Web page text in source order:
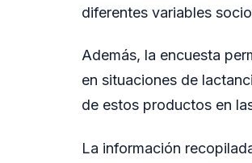
diferentes variables
Además, la encuesta
en situaciones de
de estos productos en
La información